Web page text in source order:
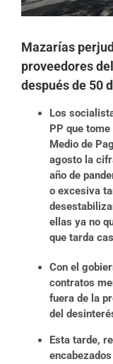
Mazarías
proveedores
después de 50
Los
PP que
Medio de
agosto la
año de
o excesiva
ellas ya no
que tarda
Con el
contratos
fuera de la
del
Esta tarde,